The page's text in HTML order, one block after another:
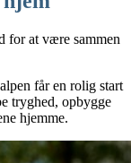
for at være sammen
får en rolig start
tryghed, opbygge
hjemme.